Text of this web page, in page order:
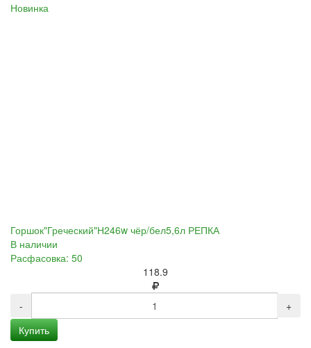
Новинка
Горшок"Греческий"Н246w чёр/бел5,6л РЕПКА
В наличии
Расфасовка: 50
118.9
-
+
Купить